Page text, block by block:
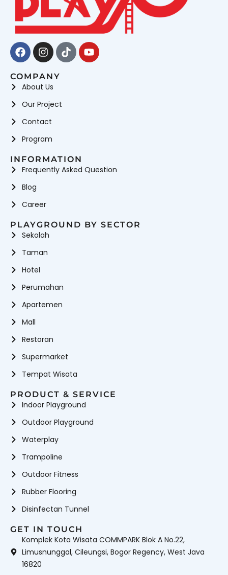
Facebook
Instagram
TiktokYoutube
COMPANY
About Us
Our Project
Contact
Program
INFORMATION
Frequently Asked Question
Blog
Career
PLAYGROUND BY SECTOR
Sekolah
Taman
Hotel
Perumahan
Apartemen
Mall
Restoran
Supermarket
Tempat Wisata
PRODUCT & SERVICE
Indoor Playground
Outdoor Playground
Waterplay
Trampoline
Outdoor Fitness
Rubber Flooring
Disinfectan Tunnel
GET IN TOUCH
Komplek Kota Wisata COMMPARK Blok A No.22,
Limusnunggal, Cileungsi, Bogor Regency, West Java
16820